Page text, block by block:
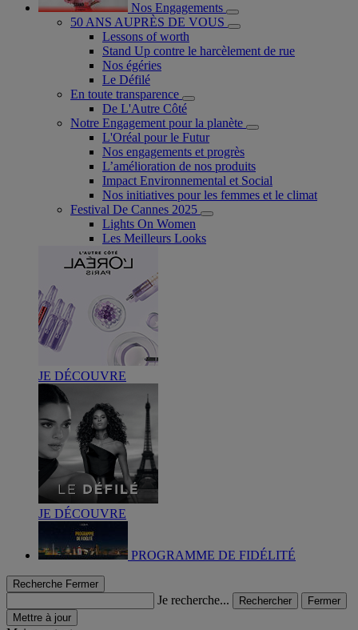
Nos Engagements
50 ANS AUPRÈS DE VOUS
Lessons of worth
Stand Up contre le harcèlement de rue
Nos égéries
Le Défilé
En toute transparence
De L'Autre Côté
Notre Engagement pour la planète
L'Oréal pour le Futur
Nos engagements et progrès
L’amélioration de nos produits
Impact Environnemental et Social
Nos initiatives pour les femmes et le climat
Festival De Cannes 2025
Lights On Women
Les Meilleurs Looks
JE DÉCOUVRE
JE DÉCOUVRE
PROGRAMME DE FIDÉLITÉ
Recherche Fermer
Je recherche... Rechercher
Fermer
Mettre à jour